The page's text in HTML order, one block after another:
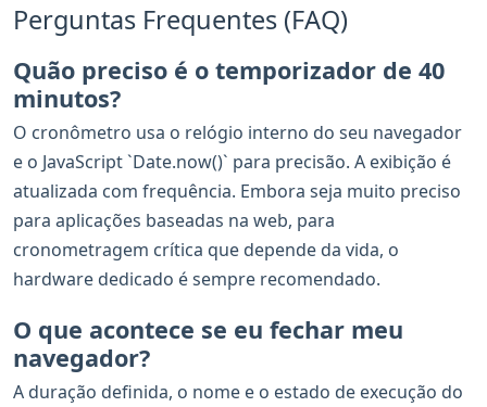
Perguntas Frequentes (FAQ)
Quão preciso é o temporizador de 40
minutos?
O cronômetro usa o relógio interno do seu navegador
e o JavaScript `Date.now()` para precisão. A exibição é
atualizada com frequência. Embora seja muito preciso
para aplicações baseadas na web, para
cronometragem crítica que depende da vida, o
hardware dedicado é sempre recomendado.
O que acontece se eu fechar meu
navegador?
A duração definida, o nome e o estado de execução do